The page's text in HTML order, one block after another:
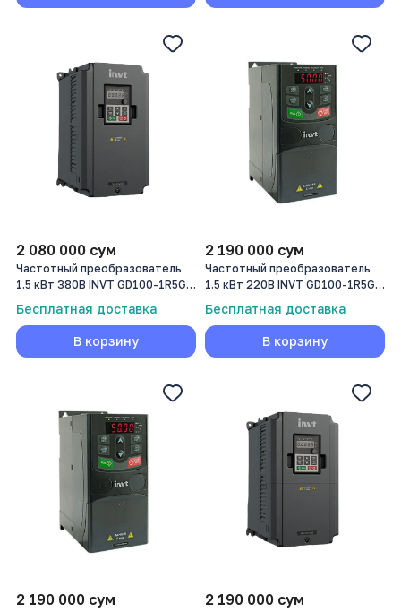
2 080 000сум
Частотный преобразователь
1.5 кВт 380В INVT GD100-1R5G-
Бесплатная доставка
В корзину
2 190 000 сум
Частотный преобразователь
1.5 кВт 220В INVT GD100-1R5G-
Бесплатная доставка
В корзину
2 190 000сум 2 190 000 сум